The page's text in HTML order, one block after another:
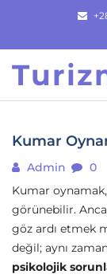
content
Kumar
Admin 0
Kumar
görünebilir.
göz ardı etmek
değil; aynı
psikolojik